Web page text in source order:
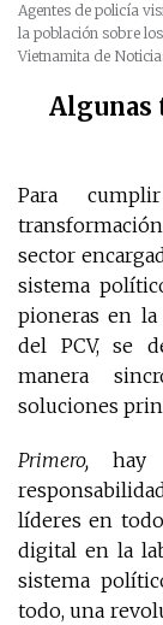
Agentes de policía
la población sobre
Vietnamita de
Algunas
Para
sector
sistema
pioneras en
del PCV, se
manera
soluciones
Primero, hay
líderes en
digital en la
sistema
todo, una